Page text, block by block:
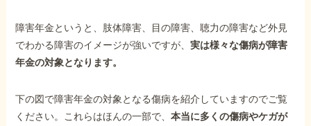
障害年金というと、肢体障害、目の障害、聴力の障害など外見
でわかる障害のイメージが強いですが、実は様々な傷病が障害
年金の対象となります。
下の図で障害年金の対象となる傷病を紹介していますのでご覧
ください。これらはほんの一部で、本当に多くの傷病やケガが